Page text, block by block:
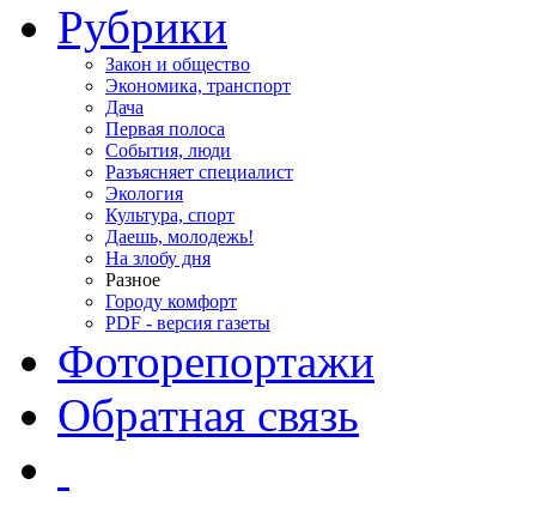
Рубрики
Закон и общество
Экономика, транспорт
Дача
Первая полоса
События, люди
Разъясняет специалист
Экология
Культура, спорт
Даешь, молодежь!
На злобу дня
Разное
Городу комфорт
PDF - версия газеты
Фоторепортажи
Обратная связь